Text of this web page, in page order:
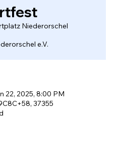
Niederorschel
e.V.
22, 2025, 8:00 PM
37355